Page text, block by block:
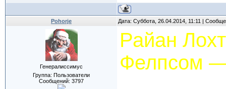
Pohorje Дата: Суббота, 26.04.2014, 11:11 |
Генералиссимус
Группа: Пользователи
Сообщений: 3797
Райан
Фелпсом